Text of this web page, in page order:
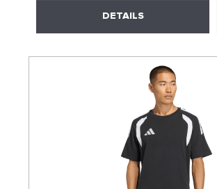
DETAILS